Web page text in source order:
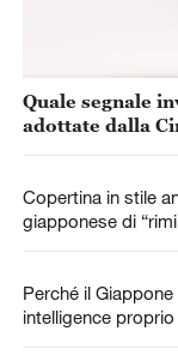
Quale segnale
adottate dalla
Copertina in stile
giapponese di
Perché il
intelligence proprio